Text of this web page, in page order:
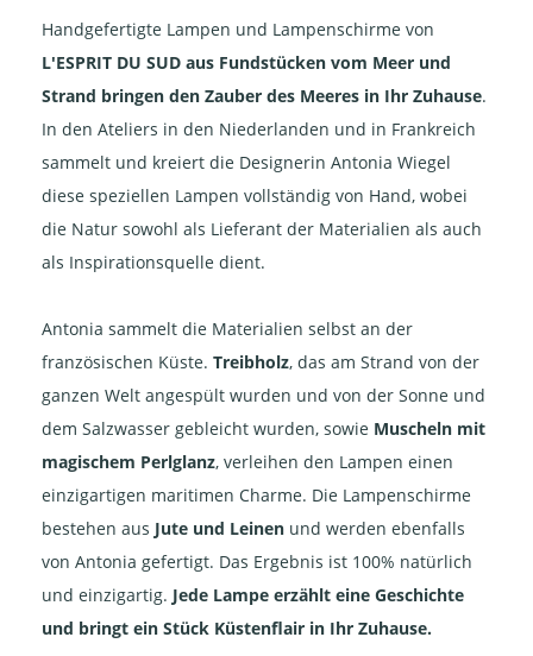
Handgefertigte Lampen und Lampenschirme von
L'ESPRIT DU SUD aus Fundstücken vom Meer und
Strand bringen den Zauber des Meeres in Ihr Zuhause.
In den Ateliers in den Niederlanden und in Frankreich
sammelt und kreiert die Designerin Antonia Wiegel
diese speziellen Lampen vollständig von Hand, wobei
die Natur sowohl als Lieferant der Materialien als auch
als Inspirationsquelle dient.
Antonia sammelt die Materialien selbst an der
französischen Küste. Treibholz, das am Strand von der
ganzen Welt angespült wurden und von der Sonne und
dem Salzwasser gebleicht wurden, sowie Muscheln mit
magischem Perlglanz, verleihen den Lampen einen
einzigartigen maritimen Charme. Die Lampenschirme
bestehen aus Jute und Leinen und werden ebenfalls
von Antonia gefertigt. Das Ergebnis ist 100% natürlich
und einzigartig. Jede Lampe erzählt eine Geschichte
und bringt ein Stück Küstenflair in Ihr Zuhause.